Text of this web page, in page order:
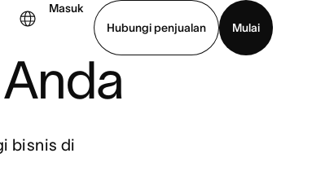
Masuk
Hubungi penjualan
Mulai
Unduh aplikasi
bisnis di